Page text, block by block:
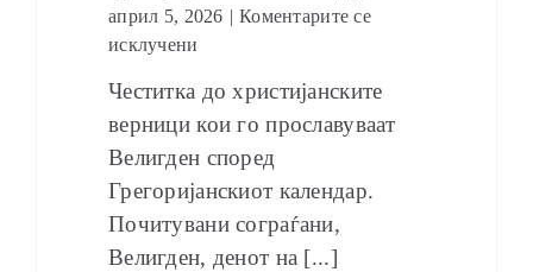
април 5, 2026 | Коментарите се
исклучени
Честитка до христијанските
верници кои го прославуваат
Велигден според
Грегоријанскиот календар.
Почитувани сограѓани,
Велигден, денот на [...]